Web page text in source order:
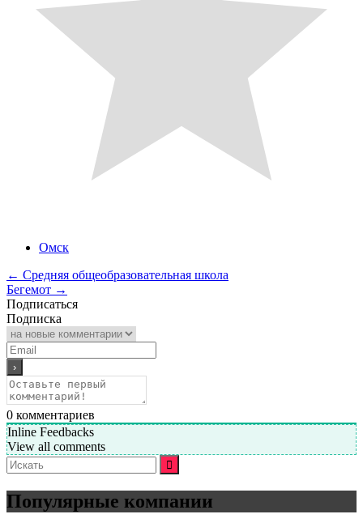
Омск
← Средняя общеобразовательная школа
Бегемот →
Подписаться
Подписка
0 комментариев
Inline Feedbacks
View all comments
Искать:
Популярные компании